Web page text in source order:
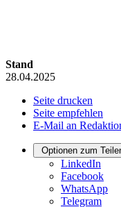
Stand
28.04.2025
Seite drucken
Seite empfehlen
E-Mail an
Optionen zum
LinkedIn
Facebook
WhatsApp
Telegram